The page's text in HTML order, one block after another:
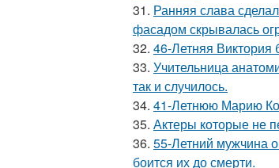
31. Ранняя слава
фасадом скрывалась
32. 46-Летняя Виктория
33. Учительница
так и случилось.
34. 41-Летнюю Марию
35. Актеры которые не
36. 55-Летний мужчина
боится их до смерти.